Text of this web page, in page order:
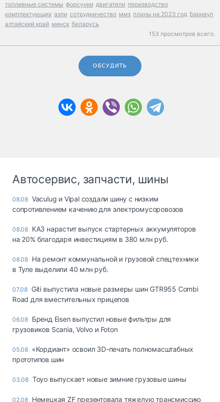
топливные системы форсунки двигатели производство
комплектующих азпи сотрудничество ммз планы на 2023 год барнаул
алтайский край минск беларусь
153 просмотров всего.
ОБСУДИТЬ
Автосервис, запчасти, шины
08.08 Vaculug и Vipal создали шину с низким
сопротивлением качению для электромусоровозов
08.08 КАЗ нарастит выпуск стартерных аккумуляторов
на 20% благодаря инвестициям в 380 млн руб.
08.08 На ремонт коммунальной и грузовой спецтехники
в Туле выделили 40 млн руб.
07.08 Giti выпустила новые размеры шин GTR955 Combi
Road для вместительных прицепов
06.08 Бренд Eisen выпустил новые фильтры для
грузовиков Scania, Volvo и Foton
05.08 «Кордиант» освоил 3D-печать полномасштабных
прототипов шин
03.08 Toyo выпускает новые зимние грузовые шины
02.08 Немецкая ZF презентовала тяжелую трансмиссию